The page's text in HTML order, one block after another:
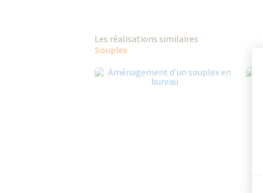
Les réalisations similaires
Souplex